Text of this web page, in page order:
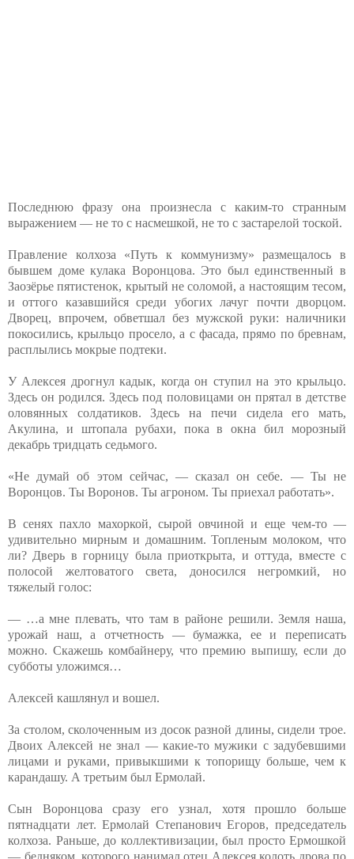
Последнюю фразу она произнесла с каким-то странным
выражением — не то с насмешкой, не то с застарелой тоской.
Правление колхоза «Путь к коммунизму» размещалось в
бывшем доме кулака Воронцова. Это был единственный в
Заозёрье пятистенок, крытый не соломой, а настоящим тесом,
и оттого казавшийся среди убогих лачуг почти дворцом.
Дворец, впрочем, обветшал без мужской руки: наличники
покосились, крыльцо просело, а с фасада, прямо по бревнам,
расплылись мокрые подтеки.
У Алексея дрогнул кадык, когда он ступил на это крыльцо.
Здесь он родился. Здесь под половицами он прятал в детстве
оловянных солдатиков. Здесь на печи сидела его мать,
Акулина, и штопала рубахи, пока в окна бил морозный
декабрь тридцать седьмого.
«Не думай об этом сейчас, — сказал он себе. — Ты не
Воронцов. Ты Воронов. Ты агроном. Ты приехал работать».
В сенях пахло махоркой, сырой овчиной и еще чем-то —
удивительно мирным и домашним. Топленым молоком, что
ли? Дверь в горницу была приоткрыта, и оттуда, вместе с
полосой желтоватого света, доносился негромкий, но
тяжелый голос:
— …а мне плевать, что там в районе решили. Земля наша,
урожай наш, а отчетность — бумажка, ее и переписать
можно. Скажешь комбайнеру, что премию выпишу, если до
субботы уложимся…
Алексей кашлянул и вошел.
За столом, сколоченным из досок разной длины, сидели трое.
Двоих Алексей не знал — какие-то мужики с задубевшими
лицами и руками, привыкшими к топорищу больше, чем к
карандашу. А третьим был Ермолай.
Сын Воронцова сразу его узнал, хотя прошло больше
пятнадцати лет. Ермолай Степанович Егоров, председатель
колхоза. Раньше, до коллективизации, был просто Ермошкой
— бедняком, которого нанимал отец Алексея колоть дрова по